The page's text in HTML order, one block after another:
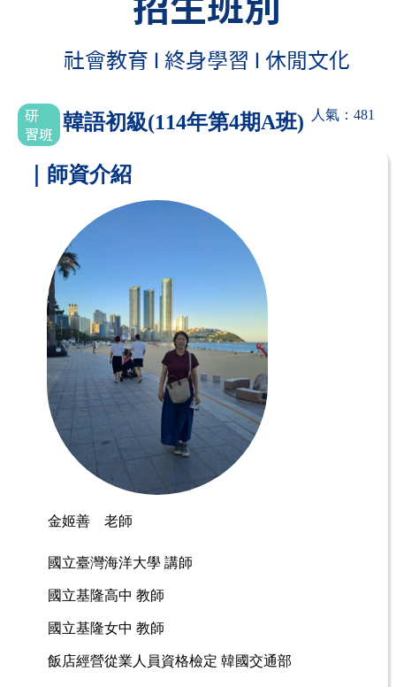
韓語初級(114年第4期A班) 人氣：481
｜師資介紹
金姬善 老師
國立臺灣海洋大學 講師
國立基隆高中 教師
國立基隆女中 教師
飯店經營從業人員資格檢定 韓國交通部